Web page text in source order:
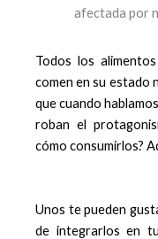
afectada por
Todos los
comen en su estado
que cuando
roban el
cómo consumirlos?
Unos te pueden
de integrarlos en